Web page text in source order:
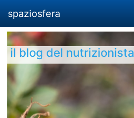
spaziosfera
il blog del nutrizionista